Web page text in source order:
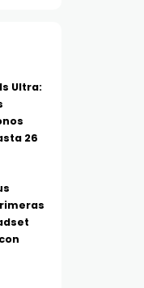
Ultra:
26